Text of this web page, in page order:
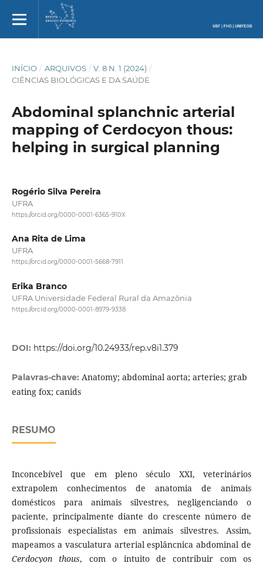
INÍCIO / ARQUIVOS / V. 8 N. 1 (2024) /
CIÊNCIAS BIOLÓGICAS E DA SAÚDE
Abdominal splanchnic arterial
mapping of Cerdocyon thous:
helping in surgical planning
Rogério Silva Pereira
UFRA
https://orcid.org/0000-0001-6365-910X
Ana Rita de Lima
UFRA
https://orcid.org/0000-0001-5668-7911
Erika Branco
UFRA Universidade Federal Rural da Amazônia
https://orcid.org/0000-0001-8979-9338
DOI: https://doi.org/10.24933/rep.v8i1.379
Palavras-chave: Anatomy; abdominal aorta; arteries; grab
eating fox; canids
RESUMO
Inconcebível que em pleno século XXI, veterinários
extrapolem conhecimentos de anatomia de animais
domésticos para animais silvestres, negligenciando o
paciente, principalmente diante do crescente número de
profissionais especialistas em animais silvestres. Assim,
mapeamos a vasculatura arterial esplâncnica abdominal de
Cerdocyon thous, com o intuito de contribuir com os